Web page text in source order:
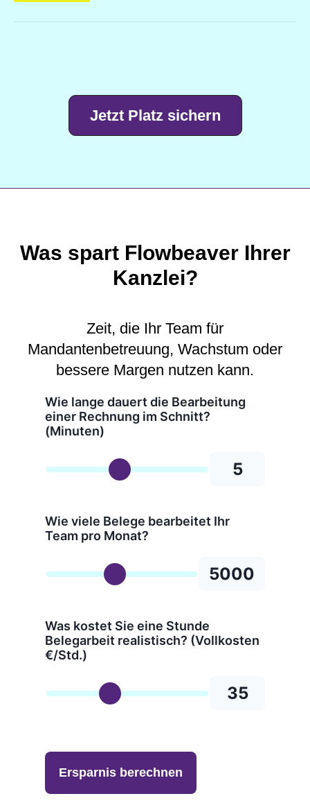
Jetzt Platz sichern
Was spart Flowbeaver Ihrer
Kanzlei?
Zeit, die Ihr Team für
Mandantenbetreuung, Wachstum oder
bessere Margen nutzen kann.
Wie lange dauert die Bearbeitung
einer Rechnung im Schnitt?
(Minuten)
5
Wie viele Belege bearbeitet Ihr
Team pro Monat?
5000
Was kostet Sie eine Stunde
Belegarbeit realistisch? (Vollkosten
€/Std.)
35
Ersparnis berechnen